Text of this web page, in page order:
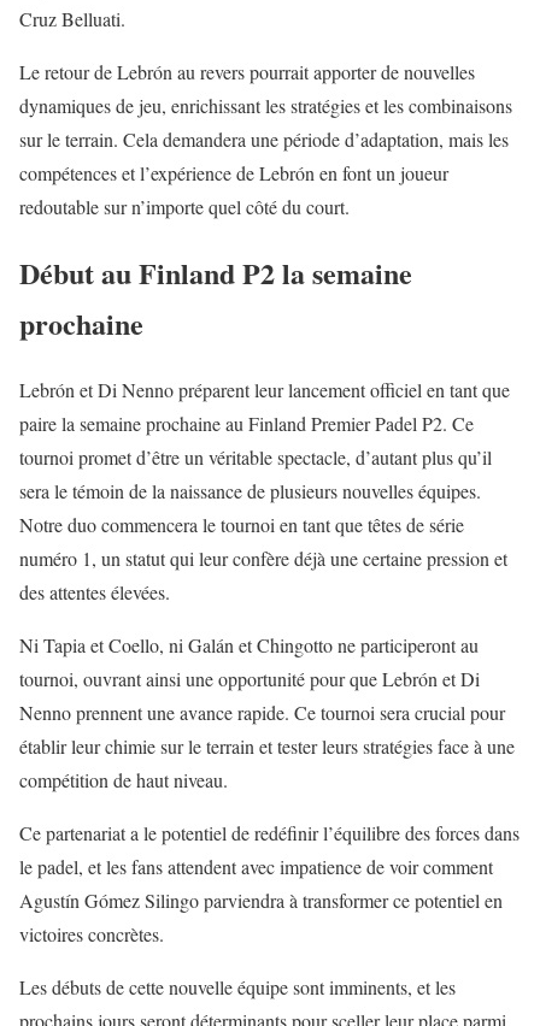
Cruz Belluati.
Le retour de Lebrón au revers pourrait apporter de nouvelles
dynamiques de jeu, enrichissant les stratégies et les combinaisons
sur le terrain. Cela demandera une période d’adaptation, mais les
compétences et l’expérience de Lebrón en font un joueur
redoutable sur n’importe quel côté du court.
Début au Finland P2 la semaine
prochaine
Lebrón et Di Nenno préparent leur lancement officiel en tant que
paire la semaine prochaine au Finland Premier Padel P2. Ce
tournoi promet d’être un véritable spectacle, d’autant plus qu’il
sera le témoin de la naissance de plusieurs nouvelles équipes.
Notre duo commencera le tournoi en tant que têtes de série
numéro 1, un statut qui leur confère déjà une certaine pression et
des attentes élevées.
Ni Tapia et Coello, ni Galán et Chingotto ne participeront au
tournoi, ouvrant ainsi une opportunité pour que Lebrón et Di
Nenno prennent une avance rapide. Ce tournoi sera crucial pour
établir leur chimie sur le terrain et tester leurs stratégies face à une
compétition de haut niveau.
Ce partenariat a le potentiel de redéfinir l’équilibre des forces dans
le padel, et les fans attendent avec impatience de voir comment
Agustín Gómez Silingo parviendra à transformer ce potentiel en
victoires concrètes.
Les débuts de cette nouvelle équipe sont imminents, et les
prochains jours seront déterminants pour sceller leur place parmi